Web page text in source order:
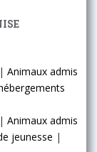
| Animaux admis
| Animaux admis
jeunesse |